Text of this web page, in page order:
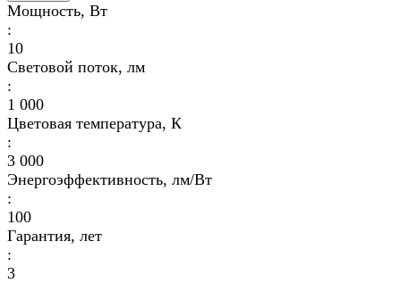
Мощность, Вт
:
10
Световой поток, лм
:
1 000
Цветовая температура, К
:
3 000
Энергоэффективность, лм/Вт
:
100
Гарантия, лет
:
3